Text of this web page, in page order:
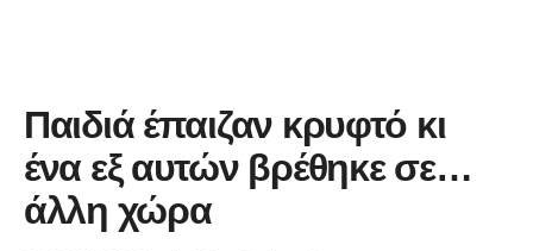
Παιδιά έπαιζαν κρυφτό κι
ένα εξ αυτών βρέθηκε σε…
άλλη χώρα